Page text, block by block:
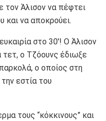
τον Άλισον να πέφτει
και να αποκρούει.
στο 30′! Ο Άλισον
ο Τζόουνς έδιωξε
ο οποίος στη
εστία του
τους “κόκκινους” και